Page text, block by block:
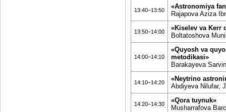
13:40–13:50
«Astronomiya
Rajapova Aziza
13:50–14:00
«Kiselev va Kerr
Boltatoshova
14:00–14:10
«Quyosh va
metodikasi»
Barakayeva
14:10–14:20
«Neytrino
Abdiyeva Nilufar,
14:20–14:30
«Qora tuynuk»
Musharrafova